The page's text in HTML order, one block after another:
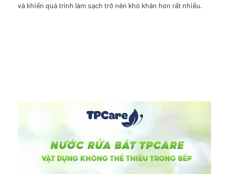
và khiến quá trình làm sạch trở nên khó khăn hơn rất nhiều.